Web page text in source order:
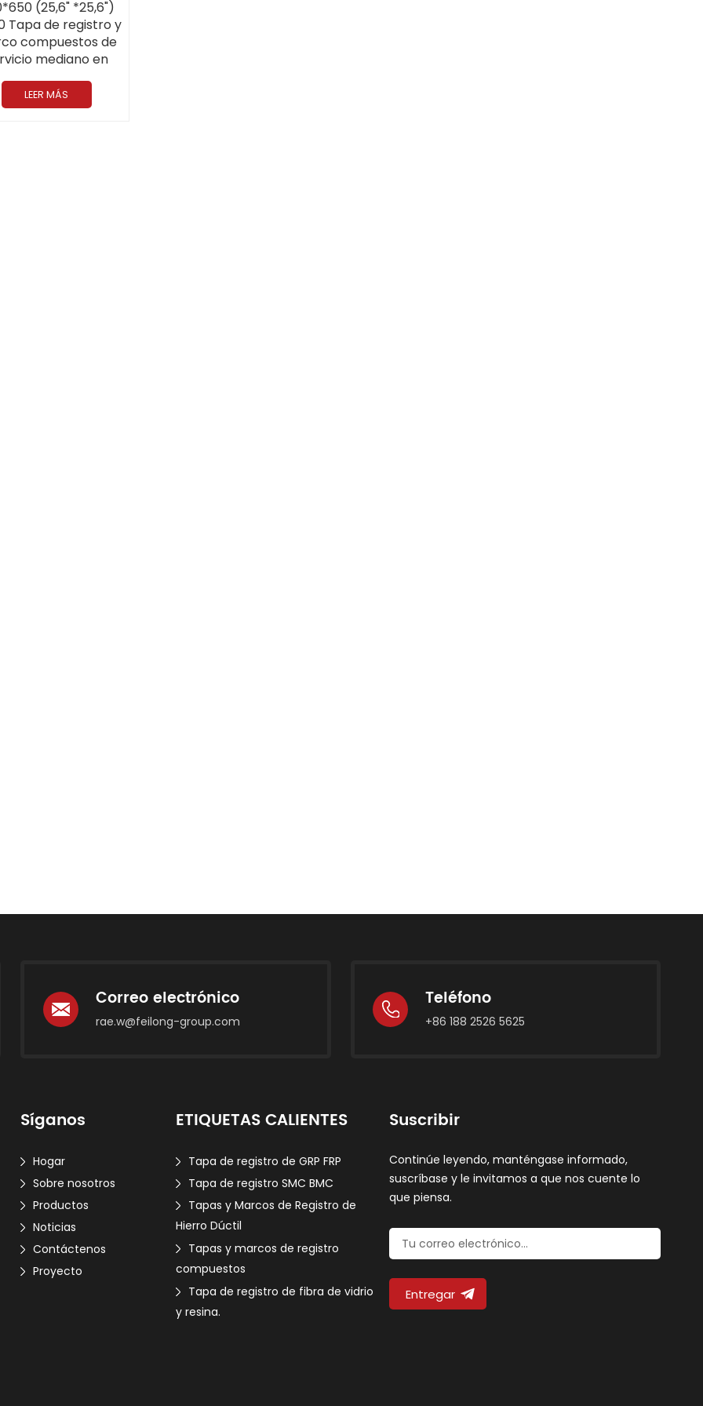
(25,6" *25,6")
Tapa de registro y
compuestos de
mediano en
aplicados a la
gasolinera
LEER MÁS
Correo electrónico
rae.w@feilong-group.com
Teléfono
+86 188 2526 5625
Síganos
Hogar
Sobre nosotros
Productos
Noticias
Contáctenos
Proyecto
ETIQUETAS CALIENTES
Tapa de registro de GRP FRP
Tapa de registro SMC BMC
Tapas y Marcos de Registro de
Hierro Dúctil
Tapas y marcos de registro
compuestos
Tapa de registro de fibra de vidrio
y resina.
Suscribir
Continúe leyendo, manténgase informado,
suscríbase y le invitamos a que nos cuente lo
que piensa.
Entregar